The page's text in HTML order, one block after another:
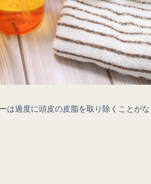
は過度に頭皮の皮脂を取り除くことが